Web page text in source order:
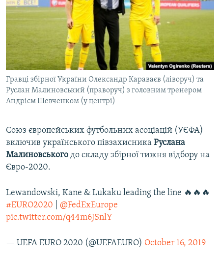
ДЕПОРТАЦІЯ
ВІДЕОУРОКИ «ELIFBE»
СВІДЧЕННЯ ОКУПАЦІЇ
УКРАЇНСЬКА ПРОБЛЕМА КРИМУ
ІНФОГРАФІКА
ЯК ОБІЙТИ БЛОКУВАННЯ
Qırımtatar
ДОЛУЧАЙСЯ!
Усі сайти RFE/RL
Гравці збірної України Олександр Караваєв (ліворуч) та
Руслан Малиновський (праворуч) з головним тренером
Андрієм Шевченком (у центрі)
Союз європейських футбольних асоціацій (УЄФА)
включив українського півзахисника Руслана
Малиновського до складу збірної тижня відбору на
Євро-2020.
Lewandowski, Kane & Lukaku leading the line 🔥🔥🔥
#EURO2020
@FedExEurope
pic.twitter.com/q44m6JSnlY
— UEFA EURO 2020 (@UEFAEURO) October 16, 2019